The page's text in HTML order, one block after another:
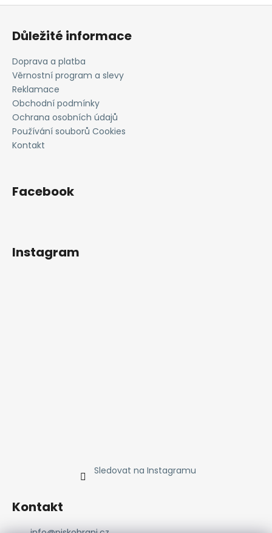
Z
Důležité informace
Doprava a platba
Věrnostní program a slevy
Reklamace
Obchodní podmínky
Ochrana osobních údajů
Používání souborů Cookies
Kontakt
Facebook
Instagram
Sledovat na Instagramu
Kontakt